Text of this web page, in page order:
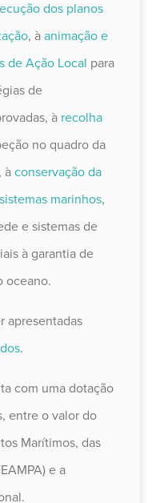
dos planos
, à animação e
de Ação Local para
de
à recolha
no quadro da
à conservação da
marinhos,
e sistemas de
à garantia de
oceano.
apresentadas
.
com uma dotação
entre o valor do
Marítimos, das
e a